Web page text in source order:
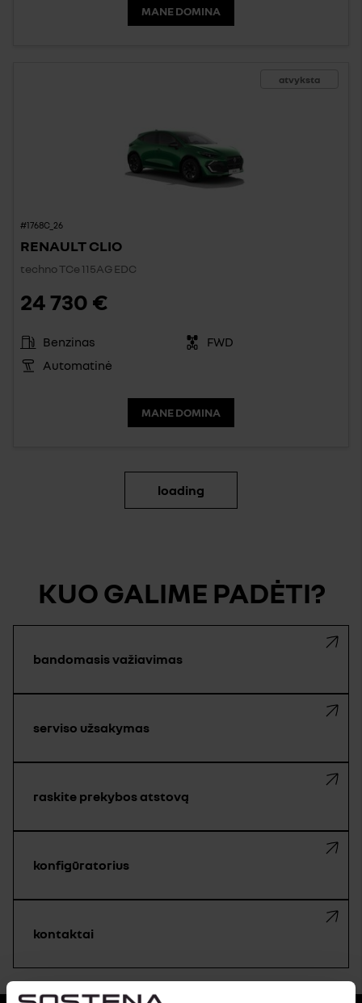
MANE DOMINA
atvyksta
#1768C_26
RENAULT CLIO
techno TCe 115AG EDC
24 730 €
Benzinas
FWD
Automatinė
MANE DOMINA
loading
KUO GALIME PADĖTI?
bandomasis važiavimas
serviso užsakymas
raskite prekybos atstovą
konfigūratorius
kontaktai